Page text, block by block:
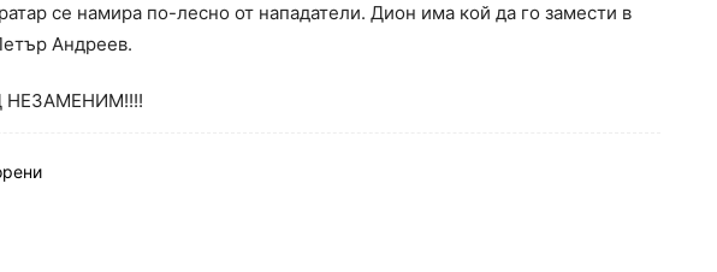
се намира по-лесно от нападатели. Дион има кой да го замести в
Андреев.